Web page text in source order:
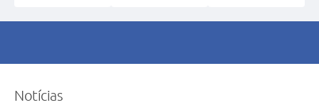
Notícias